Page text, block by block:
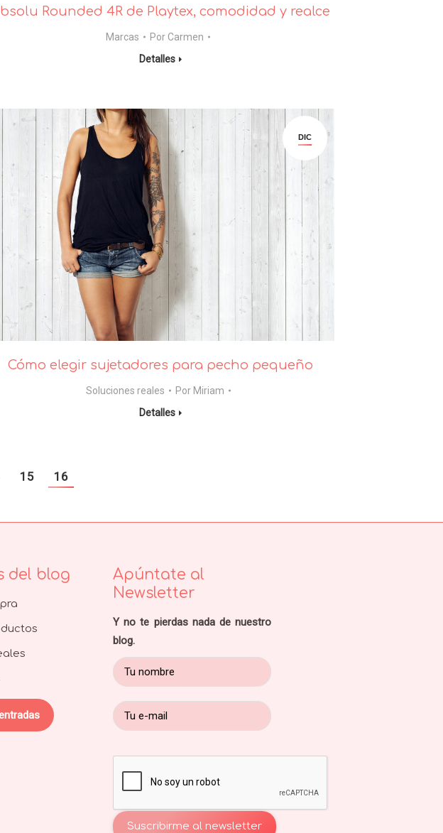
Rounded 4R de Playtex, comodidad y realce
Marcas Por Carmen
Detalles
DIC
Cómo elegir sujetadores para pecho pequeño
Soluciones reales Por Miriam
Detalles
15 16
del blog
Apúntate al
Newsletter
Y no te pierdas nada de nuestro
blog.